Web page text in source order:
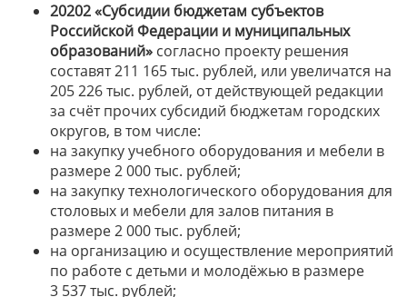
20202 «Субсидии бюджетам субъектов
Российской Федерации и муниципальных
образований» согласно проекту решения
составят 211 165 тыс. рублей, или увеличатся на
205 226 тыс. рублей, от действующей редакции
за счёт прочих субсидий бюджетам городских
округов, в том числе:
на закупку учебного оборудования и мебели в
размере 2 000 тыс. рублей;
на закупку технологического оборудования для
столовых и мебели для залов питания в
размере 2 000 тыс. рублей;
на организацию и осуществление мероприятий
по работе с детьми и молодёжью в размере
3 537 тыс. рублей;